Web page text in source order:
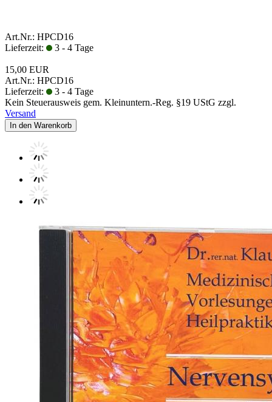
Art.Nr.: HPCD16
Lieferzeit:
3 - 4 Tage
15,00 EUR
Art.Nr.: HPCD16
Lieferzeit:
3 - 4 Tage
Kein Steuerausweis gem. Kleinuntern.-Reg. §19 UStG zzgl.
Versand
In den Warenkorb